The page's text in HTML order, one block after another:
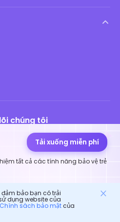
Tải xuống miễn phí
tất cả các tính năng bảo vệ trẻ
chúng tôi
Network Technology Co., Ltd.
bảo bạn có trải
dụng website của
Chính sách bảo mậtcủa